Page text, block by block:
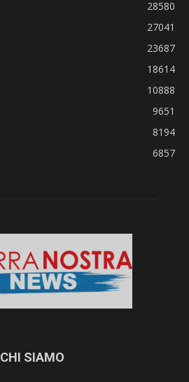
28580
27041
23687
18614
10888
9651
8194
6857
CHI SIAMO